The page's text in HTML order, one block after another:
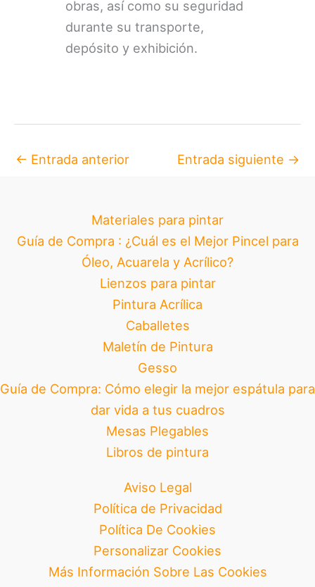
obras, así como su seguridad
durante su transporte,
depósito y exhibición.
← Entrada anterior Entrada siguiente →
Materiales para pintar
Guía de Compra : ¿Cuál es el Mejor Pincel para
Óleo, Acuarela y Acrílico?
Lienzos para pintar
Pintura Acrílica
Caballetes
Maletín de Pintura
Gesso
Guía de Compra: Cómo elegir la mejor espátula para
dar vida a tus cuadros
Mesas Plegables
Libros de pintura
Aviso Legal
Política de Privacidad
Política De Cookies
Personalizar Cookies
Más Información Sobre Las Cookies